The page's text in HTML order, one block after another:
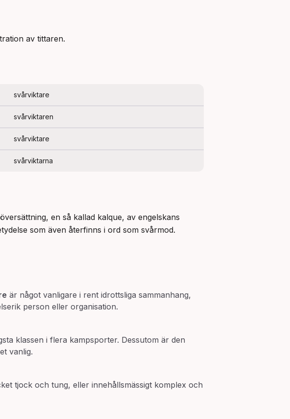
av tittaren.
svårviktare
svårviktaren
svårviktare
svårviktarna
en så kallad kalque, av engelskans
som även återfinns i ord som svårmod.
är något vanligare i rent idrottsliga sammanhang,
person eller organisation.
klassen i flera kampsporter. Dessutom är den
vanlig.
tjock och tung, eller innehållsmässigt komplex och